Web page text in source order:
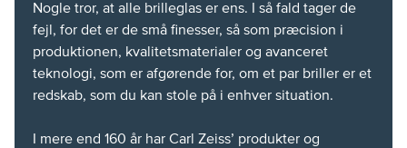
Nogle tror, at alle brilleglas er ens. I så fald tager de
fejl, for det er de små finesser, så som præcision i
produktionen, kvalitetsmaterialer og avanceret
teknologi, som er afgørende for, om et par briller er et
redskab, som du kan stole på i enhver situation.
I mere end 160 år har Carl Zeiss’ produkter og